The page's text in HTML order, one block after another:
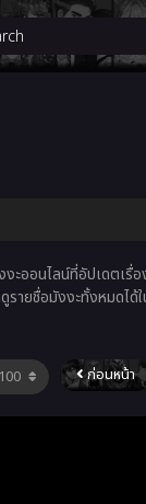
ะออนไลน์ที่อัปเดตเรื่
รายชื่อมังงะทั้งหมดได้
ก่อนหน้า